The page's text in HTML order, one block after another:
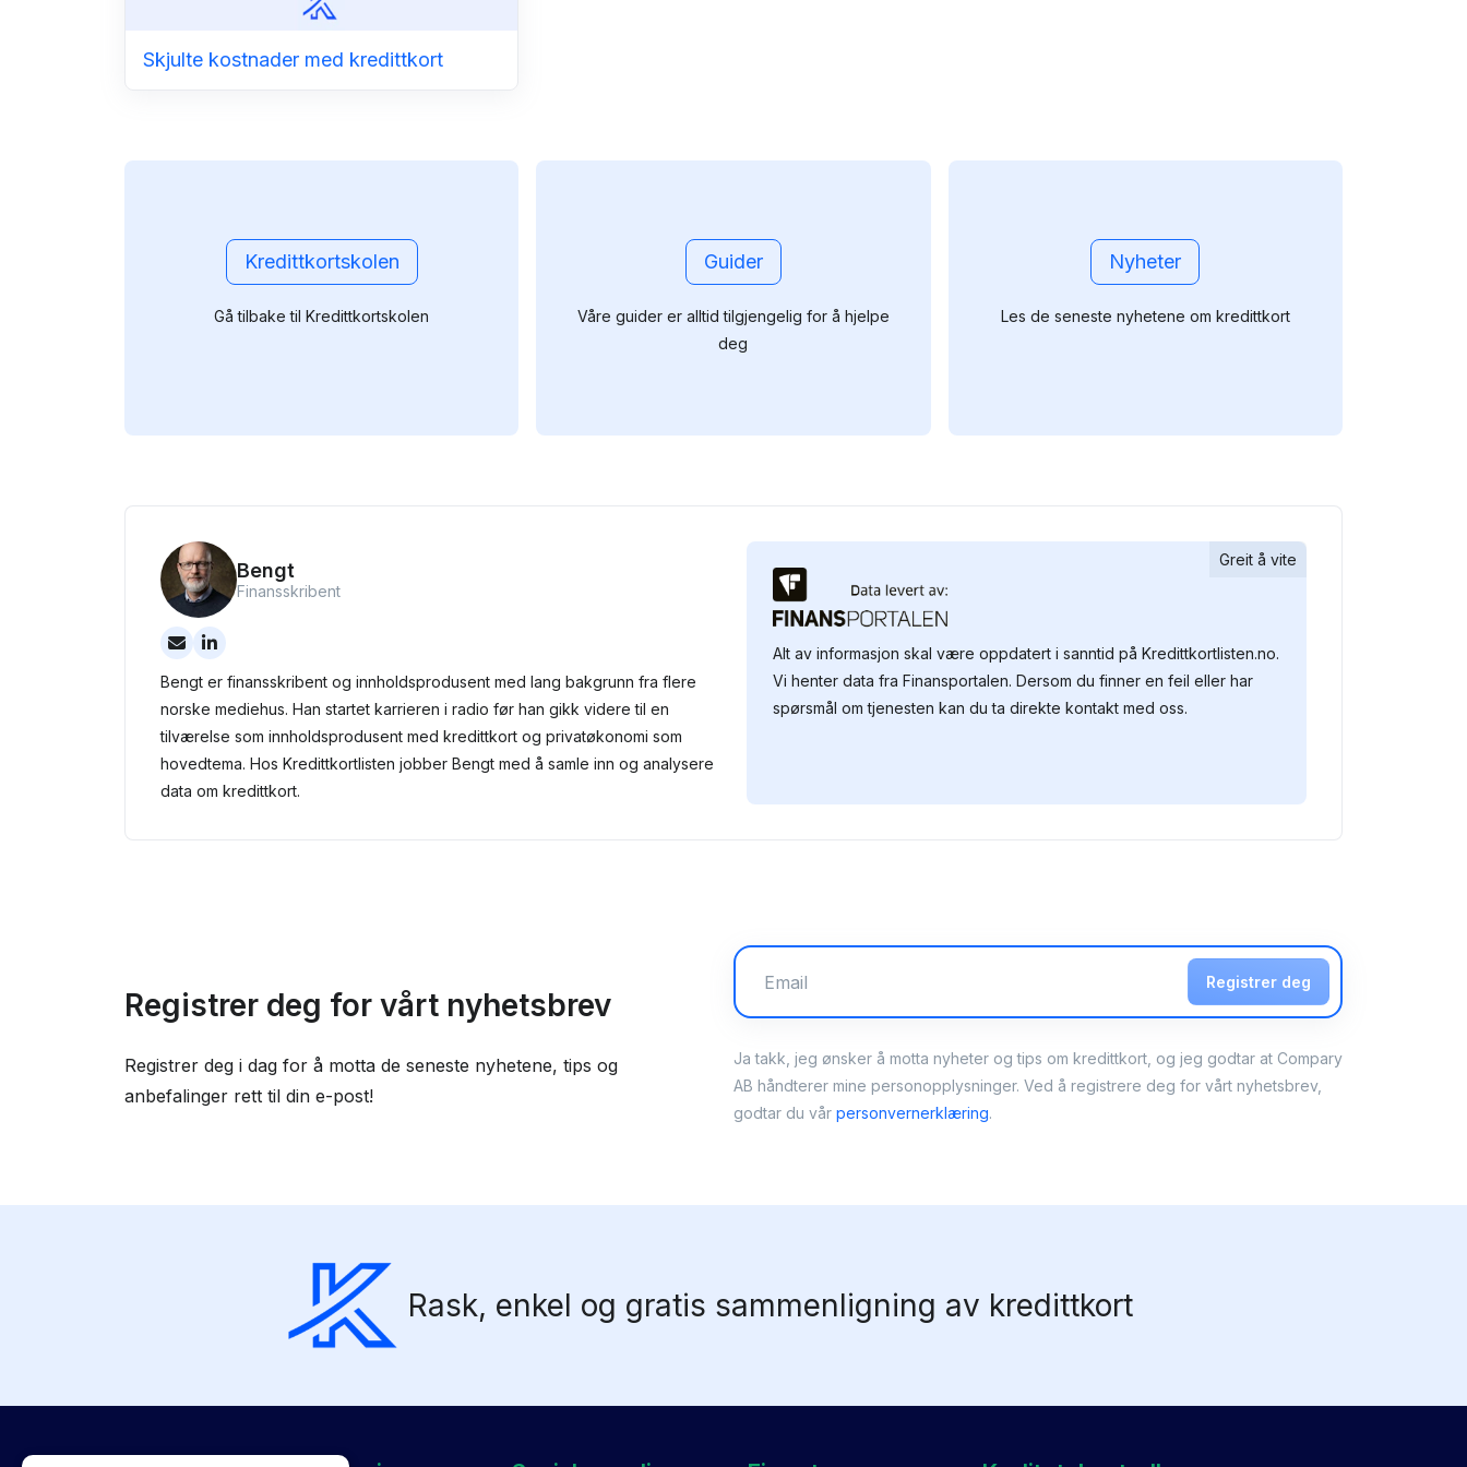
Skjulte kostnader med kredittkort
Kredittkortskolen
Gå tilbake til Kredittkortskolen
Guider
Våre guider er alltid tilgjengelig for å hjelpe
deg
Nyheter
Les de seneste nyhetene om kredittkort
Bengt
Finansskribent
Bengt er finansskribent og innholdsprodusent med lang bakgrunn fra flere
norske mediehus. Han startet karrieren i radio før han gikk videre til en
tilværelse som innholdsprodusent med kredittkort og privatøkonomi som
hovedtema. Hos Kredittkortlisten jobber Bengt med å samle inn og analysere
data om kredittkort.
Greit å vite
Alt av informasjon skal være oppdatert i sanntid på Kredittkortlisten.no.
Vi henter data fra Finansportalen. Dersom du finner en feil eller har
spørsmål om tjenesten kan du ta direkte kontakt med oss.
Registrer deg for vårt nyhetsbrev
Registrer deg i dag for å motta de seneste nyhetene, tips og
anbefalinger rett til din e-post!
Registrer deg
Ja takk, jeg ønsker å motta nyheter og tips om kredittkort, og jeg godtar at Compary
AB håndterer mine personopplysninger. Ved å registrere deg for vårt nyhetsbrev,
godtar du vår personvernerklæring.
Rask, enkel og gratis sammenligning av kredittkort